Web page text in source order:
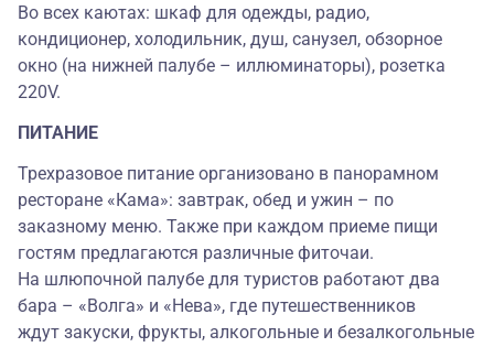
Во всех каютах: шкаф для одежды, радио,
кондиционер, холодильник, душ, санузел, обзорное
окно (на нижней палубе – иллюминаторы), розетка
220V.
ПИТАНИЕ
Трехразовое питание организовано в панорамном
ресторане «Кама»: завтрак, обед и ужин – по
заказному меню. Также при каждом приеме пищи
гостям предлагаются различные фиточаи.
На шлюпочной палубе для туристов работают два
бара – «Волга» и «Нева», где путешественников
ждут закуски, фрукты, алкогольные и безалкогольные